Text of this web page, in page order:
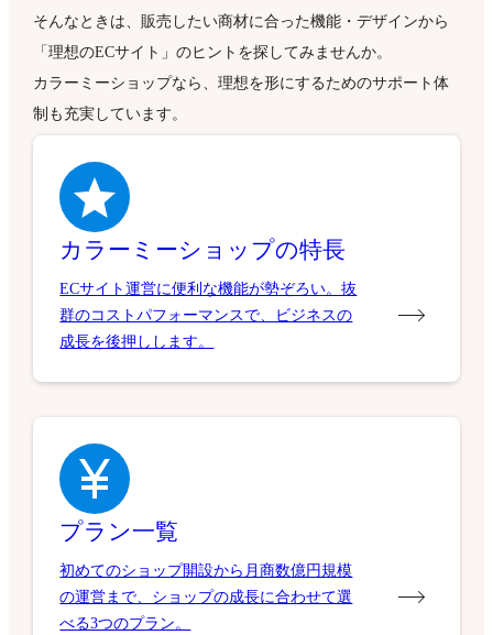
そんなときは、販売したい商材に合った機能・デザインから
「理想のECサイト」のヒントを探してみませんか。
カラーミーショップなら、理想を形にするためのサポート体
制も充実しています。
カラーミーショップの特長
ECサイト運営に便利な機能が勢ぞろい。抜
群のコストパフォーマンスで、ビジネスの
成長を後押しします。
プラン一覧
初めてのショップ開設から月商数億円規模
の運営まで、ショップの成長に合わせて選
べる3つのプラン。